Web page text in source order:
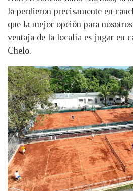
la perdieron precisamente en
que la mejor opción para
ventaja de la localía es jugar en
Chelo.